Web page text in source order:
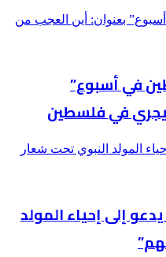
أسبوع” بعنوان: أين العجب من
في أسبوع”
يجري في فلسطين
المولد النبوي تحت شعار
إلى إحياء المولد